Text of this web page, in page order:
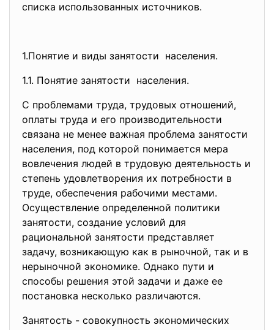
списка использованных источников.
1.Понятие и виды занятости населения.
1.1. Понятие занятости населения.
С проблемами труда, трудовых отношений,
оплаты труда и его производительности
связана не менее важная проблема занятости
населения, под которой понимается мера
вовлечения людей в трудовую деятельность и
степень удовлетворения их потребности в
труде, обеспечения рабочими местами.
Осуществление определенной политики
занятости, создание условий для
рациональной занятости представляет
задачу, возникающую как в рыночной, так и в
нерыночной экономике. Однако пути и
способы решения этой задачи и даже ее
постановка несколько различаются.
Занятость - совокупность экономических